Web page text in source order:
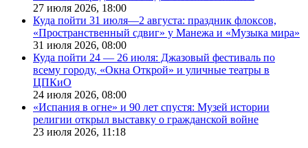
27 июля 2026, 18:00
Куда пойти 31 июля—2 августа: праздник флоксов,
«Пространственный сдвиг» у Манежа и «Музыка мира»
31 июля 2026, 08:00
Куда пойти 24 — 26 июля: Джазовый фестиваль по
всему городу, «Окна Открой» и уличные театры в
ЦПКиО
24 июля 2026, 08:00
«Испания в огне» и 90 лет спустя: Музей истории
религии открыл выставку о гражданской войне
23 июля 2026, 11:18